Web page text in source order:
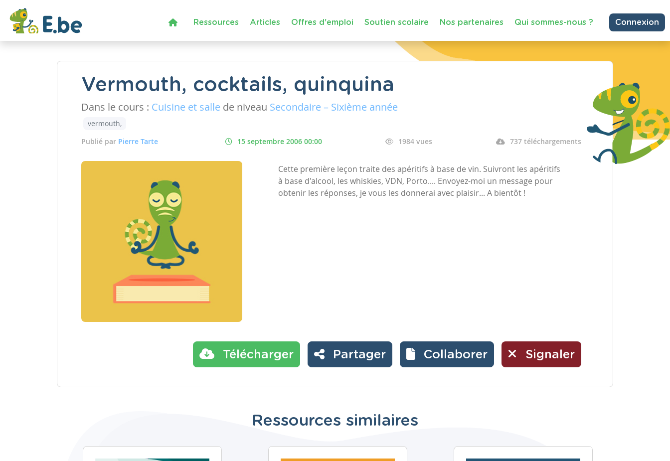
Ressources Articles Offres d'emploi Soutien scolaire Nos partenaires Qui sommes-nous ? Connexion
Vermouth, cocktails, quinquina
Dans le cours : Cuisine et salle de niveau Secondaire – Sixième année
vermouth,
Publié par Pierre Tarte 15 septembre 2006 00:00 1984 vues 737 téléchargements
Cette première leçon traite des apéritifs à base de vin. Suivront les apéritifs
à base d'alcool, les whiskies, VDN, Porto.... Envoyez-moi un message pour
obtenir les réponses, je vous les donnerai avec plaisir... A bientôt !
Télécharger Partager Collaborer Signaler
Ressources similaires